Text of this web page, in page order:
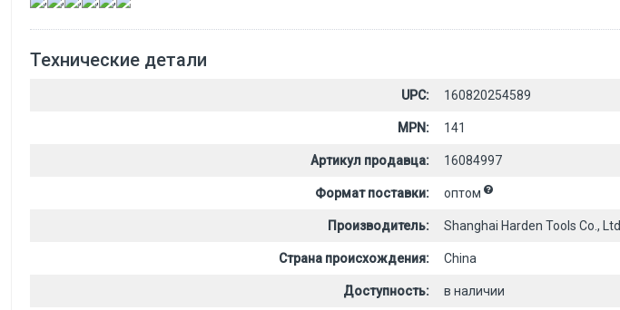
Технические детали
UPC: 160820254589
MPN: 141
Артикул продавца: 16084997
Формат поставки: оптом
Производитель: Shanghai Harden Tools Co., Ltd
Страна происхождения: China
Доступность: в наличии